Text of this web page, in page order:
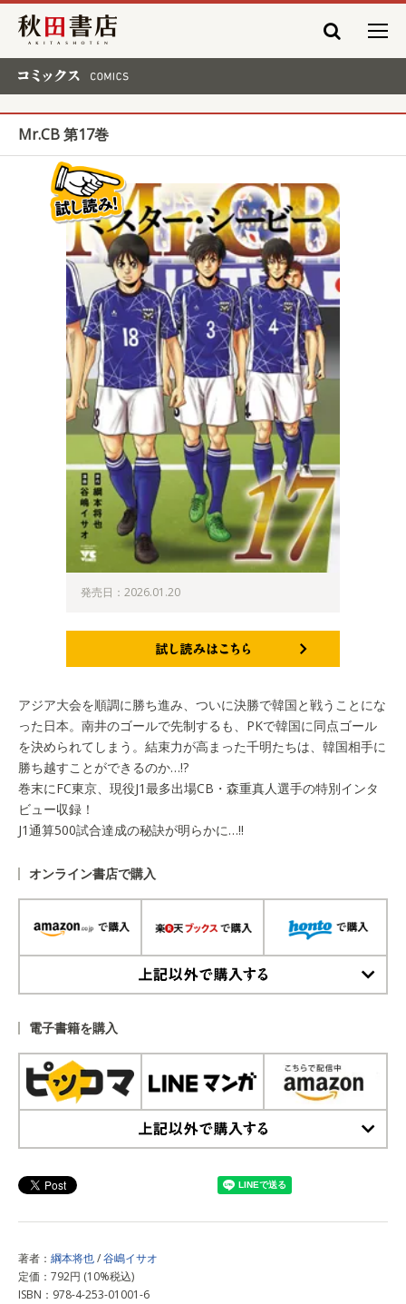
秋田書店
Mr.CB 第17巻
発売日：2026.01.20
アジア大会を順調に勝ち進み、ついに決勝で韓国と戦うことにな
った日本。南井のゴールで先制するも、PKで韓国に同点ゴール
を決められてしまう。結束力が高まった千明たちは、韓国相手に
勝ち越すことができるのか…!?
巻末にFC東京、現役J1最多出場CB・森重真人選手の特別インタ
ビュー収録！
J1通算500試合達成の秘訣が明らかに…!!
オンライン書店で購入
電子書籍を購入
著者： 綱本将也/谷嶋イサオ
定価：792円 (10%税込)
ISBN：978-4-253-01001-6